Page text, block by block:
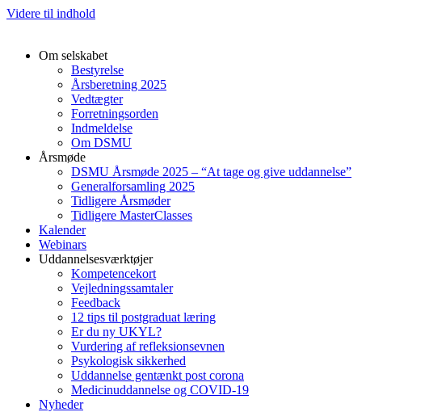
Videre til indhold
Om selskabet
Bestyrelse
Årsberetning 2025
Vedtægter
Forretningsorden
Indmeldelse
Om DSMU
Årsmøde
DSMU Årsmøde 2025 – “At tage og give uddannelse”
Generalforsamling 2025
Tidligere Årsmøder
Tidligere MasterClasses
Kalender
Webinars
Uddannelsesværktøjer
Kompetencekort
Vejledningssamtaler
Feedback
12 tips til postgraduat læring
Er du ny UKYL?
Vurdering af refleksionsevnen
Psykologisk sikkerhed
Uddannelse gentænkt post corona
Medicinuddannelse og COVID-19
Nyheder